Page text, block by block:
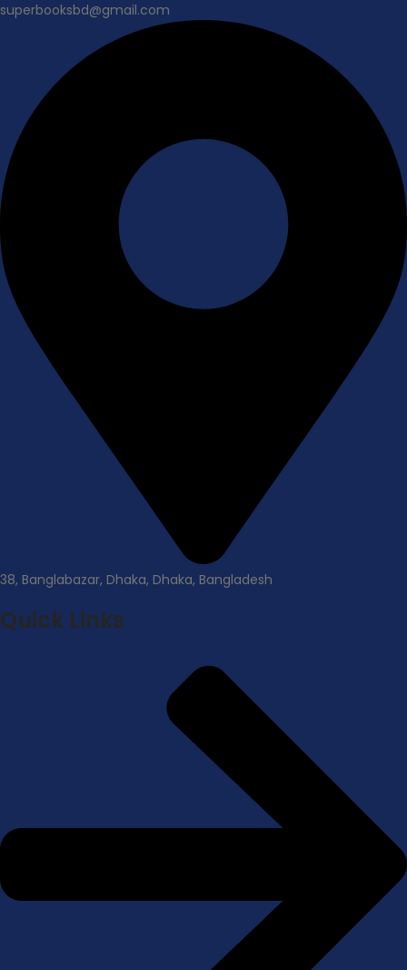
superbooksbd@gmail.com
38, Banglabazar, Dhaka, Dhaka, Bangladesh
Quick Links